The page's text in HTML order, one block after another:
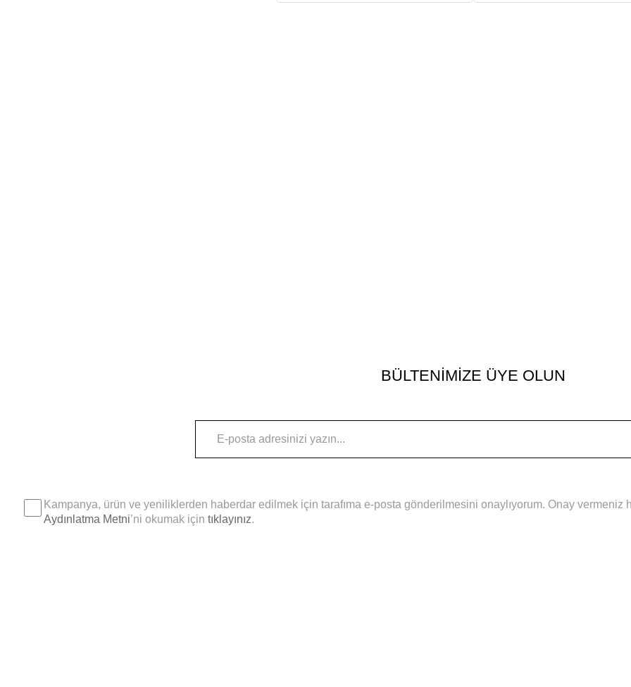
BÜLTENİMİZE ÜYE OLUN
Kampanya, ürün ve yeniliklerden haberdar edilmek için tarafıma e-posta gönderilmesini onaylıyorum. Onay
Aydınlatma Metni’ni okumak için tıklayınız.